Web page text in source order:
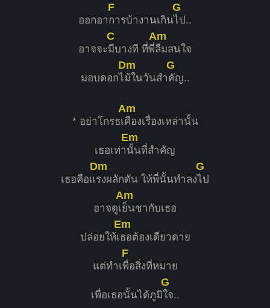
ออกอา
F
การบ้างานเกิน
G
ไป..
อาจจะ
C
มีบางที ที่พี่
Am
ลืมสนใจ
มอบดอกไ
Dm
ม้ในวันสำ
G
คัญ..
* อย่าโกรธเ
Am
คืองเรื่องเหล่านั้น
เธอเท่า
Em
นั้นที่สำคัญ
เธอคือแ
Dm
รงผลักดัน ให้พี่นั้นทำลง
G
ไป
อาจดูเ
Am
ย็นชากับเธอ
ปล่อยให้เ
Em
ธอต้องเดียวดาย
แต่ทำเ
F
พื่อสิ่งที่หมาย
เพื่อเธอนั้นได้ภูมิ
G
ใจ..